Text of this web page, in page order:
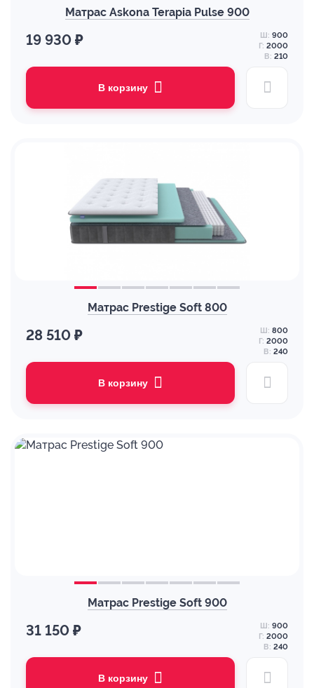
Матрас Askona Terapia Pulse 900
19 930 ₽ Ш: 900
Г: 2000
В: 210
В корзину
Матрас Prestige Soft 800
28 510 ₽ Ш: 800
Г: 2000
В: 240
В корзину
Матрас Prestige Soft 900
31 150 ₽ Ш: 900
Г: 2000
В: 240
В корзину